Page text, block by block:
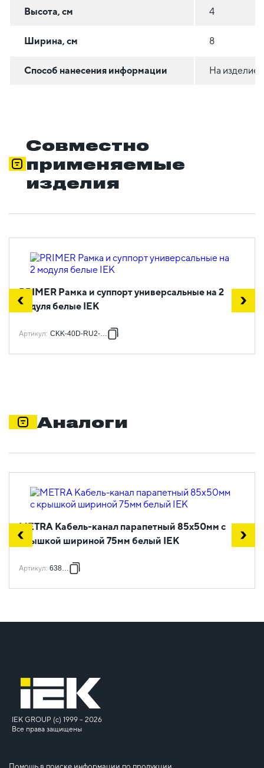
Высота, см 4
Ширина, см 8
Способ нанесения информации На изделие
Совместно
применяемые
изделия
PRIMER Рамка и суппорт универсальные на 2
модуля белые IEK
Артикул: CKK-40D-RU2-K01
Аналоги
METRA Кабель-канал парапетный 85х50мм с
крышкой шириной 75мм белый IEK
Артикул: 638080
IEK GROUP (c) 1999 – 2026
Все права защищены